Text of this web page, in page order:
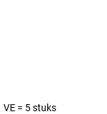
VE = 5 stuks